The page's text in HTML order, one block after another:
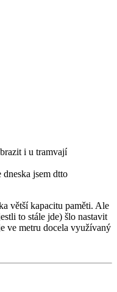
i u tramvají
jsem dtto
větší kapacitu paměti. Ale
to stále jde) šlo nastavit
ve metru docela využívaný